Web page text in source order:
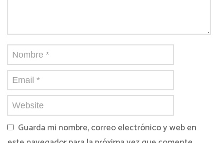
Guarda mi nombre, correo electrónico y web en